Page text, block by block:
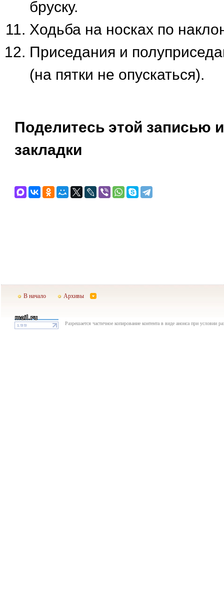
бруску.
Ходьба на носках по
Приседания и
(на пятки не опускаться).
Поделитесь этой записью
закладки
В начало Архивы
Разрешается частичное копирование контента в виде анонса при условии